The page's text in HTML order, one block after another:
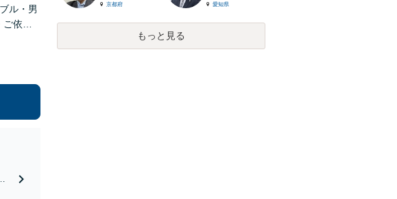
ル・男
依頼
京都府
愛知県
もっと見る